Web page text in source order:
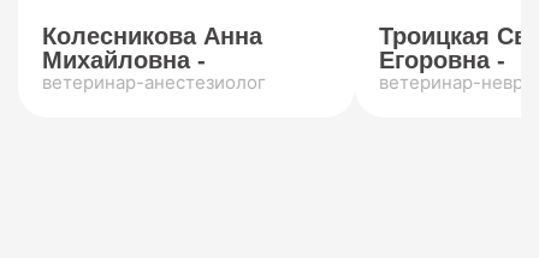
Колесникова Анна
Михайловна -
ветеринар-анестезиолог
Троицкая
Егоровна -
ветеринар-